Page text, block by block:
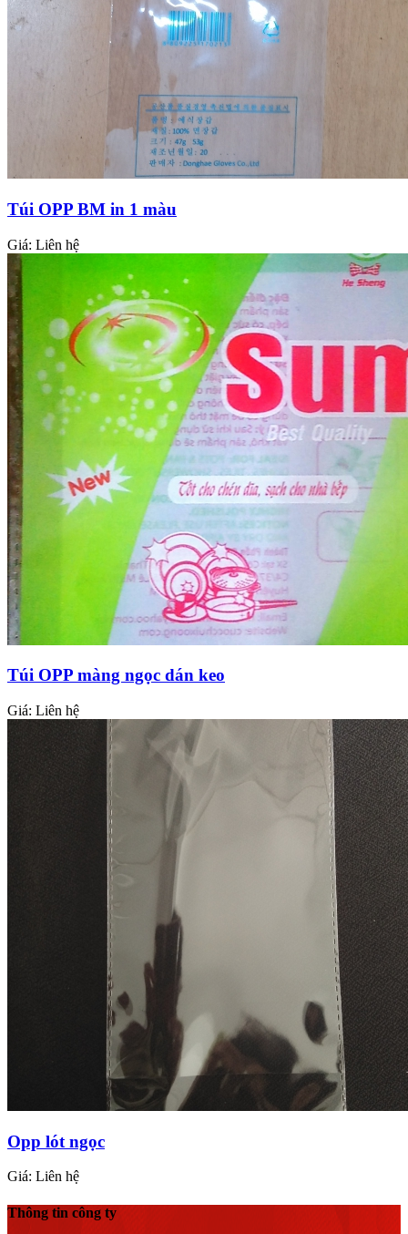
Túi OPP BM in 1 màu
Giá: Liên hệ
Túi OPP màng ngọc dán keo
Giá: Liên hệ
Opp lót ngọc
Giá: Liên hệ
Thông tin công ty